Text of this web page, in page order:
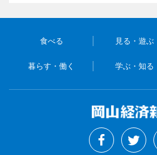
食べる 見る・遊ぶ
暮らす・働く 学ぶ・知る